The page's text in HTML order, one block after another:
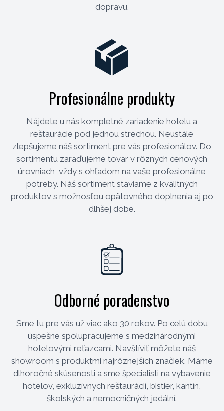
dopravu.
Profesionálne produkty
Nájdete u nás kompletné zariadenie hotelu a
reštaurácie pod jednou strechou. Neustále
zlepšujeme náš sortiment pre vás profesionálov. Do
sortimentu zaraďujeme tovar v rôznych cenových
úrovniach, vždy s ohľadom na vaše profesionálne
potreby. Náš sortiment staviame z kvalitných
produktov s možnosťou opätovného doplnenia aj po
dlhšej dobe.
Odborné poradenstvo
Sme tu pre vás už viac ako 30 rokov. Po celú dobu
úspešne spolupracujeme s medzinárodnými
hotelovými reťazcami. Navštíviť môžete náš
showroom s produktmi najrôznejších značiek. Máme
dlhoročné skúsenosti a sme špecialisti na vybavenie
hotelov, exkluzívnych reštaurácií, bistier, kantín,
školských a nemocničných jedální.